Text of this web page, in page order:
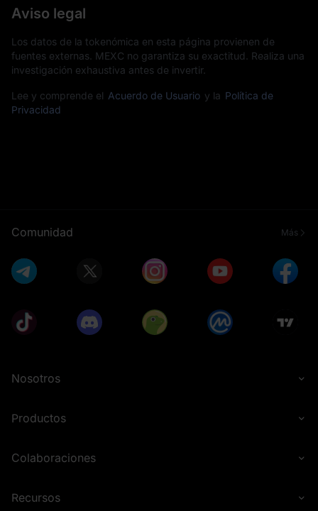
Aviso legal
Los datos de la tokenómica en esta página provienen de
fuentes externas. MEXC no garantiza su exactitud. Realiza una
investigación exhaustiva antes de invertir.
Lee y comprende el Acuerdo de Usuario y la Política de
Privacidad
Comunidad Más
Nosotros
Productos
Colaboraciones
Recursos